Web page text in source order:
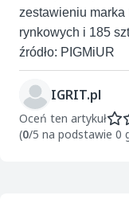
zestawieniu marka
rynkowych i 185
źródło: PIGMiUR
IGRIT.pl
Oceń ten artykuł
(0/5 na podstawie 0